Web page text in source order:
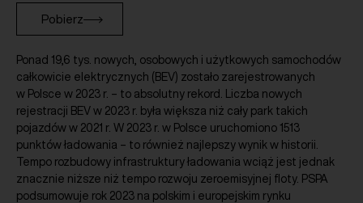
Pobierz
Ponad 19,6 tys. nowych, osobowych i użytkowych samochodów
całkowicie elektrycznych (BEV) zostało zarejestrowanych
w Polsce w 2023 r. – to absolutny rekord. Liczba nowych
rejestracji BEV w 2023 r. była większa niż cały park takich
pojazdów w 2021 r. W 2023 r. w Polsce uruchomiono 1513
punktów ładowania – to również najlepszy wynik w historii.
Tempo rozbudowy infrastruktury ładowania wciąż jest jednak
znacznie niższe niż tempo rozwoju zeroemisyjnej floty. PSPA
podsumowuje rok 2023 na polskim i europejskim rynku